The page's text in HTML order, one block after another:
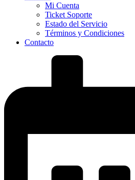
Mi Cuenta
Ticket Soporte
Estado del Servicio
Términos y Condiciones
Contacto